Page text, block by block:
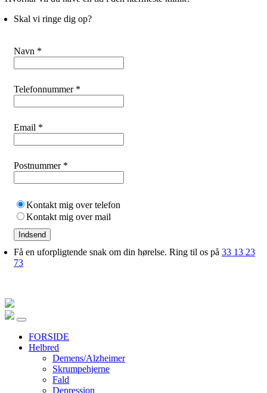
Skal vi ringe dig op?
Navn *
Telefonnummer *
Email *
Postnummer *
Kontakt mig over telefon
Kontakt mig over mail
Indsend
Få en uforpligtende snak om din hørelse. Ring til os på 33 13 23
73
FORSIDE
Helbred
Demens/Alzheimer
Skrumpehjerne
Fald
Depression